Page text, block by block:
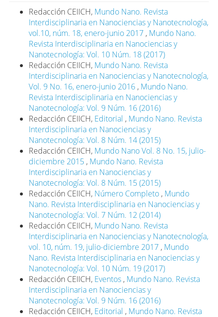
Redacción CEIICH, Mundo Nano. Revista
Interdisciplinaria en Nanociencias y Nanotecnología,
vol.10, núm. 18, enero-junio 2017 , Mundo Nano.
Revista Interdisciplinaria en Nanociencias y
Nanotecnología: Vol. 10 Núm. 18 (2017)
Redacción CEIICH, Mundo Nano. Revista
Interdisciplinaria en Nanociencias y Nanotecnología,
Vol. 9 No. 16, enero-junio 2016 , Mundo Nano.
Revista Interdisciplinaria en Nanociencias y
Nanotecnología: Vol. 9 Núm. 16 (2016)
Redacción CEIICH, Editorial , Mundo Nano. Revista
Interdisciplinaria en Nanociencias y
Nanotecnología: Vol. 8 Núm. 14 (2015)
Redacción CEIICH, Mundo Nano Vol. 8 No. 15, julio-
diciembre 2015 , Mundo Nano. Revista
Interdisciplinaria en Nanociencias y
Nanotecnología: Vol. 8 Núm. 15 (2015)
Redacción CEIICH, Número Completo , Mundo
Nano. Revista Interdisciplinaria en Nanociencias y
Nanotecnología: Vol. 7 Núm. 12 (2014)
Redacción CEIICH, Mundo Nano. Revista
Interdisciplinaria en Nanociencias y Nanotecnología,
vol. 10, núm. 19, julio-diciembre 2017 , Mundo
Nano. Revista Interdisciplinaria en Nanociencias y
Nanotecnología: Vol. 10 Núm. 19 (2017)
Redacción CEIICH, Eventos , Mundo Nano. Revista
Interdisciplinaria en Nanociencias y
Nanotecnología: Vol. 9 Núm. 16 (2016)
Redacción CEIICH, Editorial , Mundo Nano. Revista